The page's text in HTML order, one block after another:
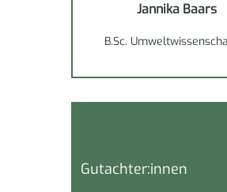
Jannika Baars
B.Sc.
Gutachter:innen